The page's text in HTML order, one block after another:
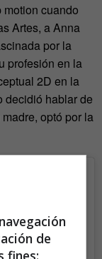
cuando
Artes, a Anna
por la
profesión en la
2D en la
decidió hablar de
optó por la
de
fines: